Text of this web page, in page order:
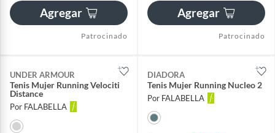
Agregar
Patrocinado
Agregar
Patrocinado
UNDER ARMOUR
Tenis Mujer Running Velociti
Distance
Por FALABELLA
DIADORA
Tenis Mujer Running Nucleo 2
Por FALABELLA